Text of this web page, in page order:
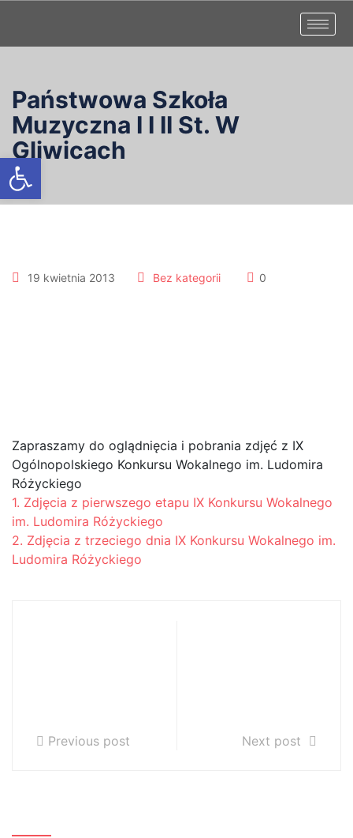
Otwórz pasek narzędzi
Państwowa Szkoła
Muzyczna I I II St. W
Gliwicach
19 kwietnia 2013 Bez kategorii 0
Zapraszamy do oglądnięcia i pobrania zdjęć z IX
Ogólnopolskiego Konkursu Wokalnego im. Ludomira
Różyckiego
1. Zdjęcia z pierwszego etapu IX Konkursu Wokalnego
im. Ludomira Różyckiego
2. Zdjęcia z trzeciego dnia IX Konkursu Wokalnego im.
Ludomira Różyckiego
Previous post
Next post